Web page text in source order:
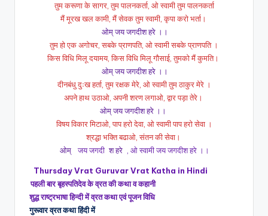
तुम करूणा के सागर, तुम पालनकर्ता, ओ स्वामी तुम पालनकर्ता
मैं मूरख खल कामी, मैं सेवक तुम स्वामी, कृपा करो भर्ता।
ओम् जय जगदीश हरे ।।
तुम हो एक अगोचर, सबके प्राणपति, ओ स्वामी सबके प्राणपति ।
किस विधि मिलू दयामय, किस विधि मिलू गौसाई, तुमको मैं कुमति।
ओम् जय जगदीश हरे ।।
दीनबंधु दुःख हर्ता, तुम रक्षक मेरे, ओ स्वामी तुम ठाकुर मेरे ।
अपने हाथ उठाओ, अपनी शरण लगाओ, द्वार पड़ा तेरे।
ओम् जय जगदीश हरे ।।
विषय विकार मिटाओ, पाप हरो देवा, ओ स्वामी पाप हरो सेवा ।
श्रद्धा भक्ति बढाओ, संतन की सेवा।
ओम्
जय जगदी श हरे , ओ स्वामी जय जगदीश हरे ।।
Thursday Vrat Guruvar Vrat Katha in Hindi
पहली बार बृहस्पतिदेव के व्रत की कथा व कहानी
शुद्ध राष्ट्रभाषा हिन्दी में व्रत कथा एवं पूजन विधि
गुरूवार व्रत कथा हिंदी में